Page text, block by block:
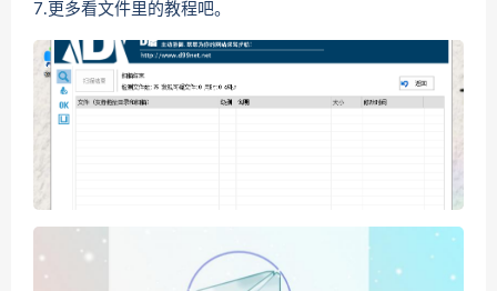
7.更多看文件里的教程吧。